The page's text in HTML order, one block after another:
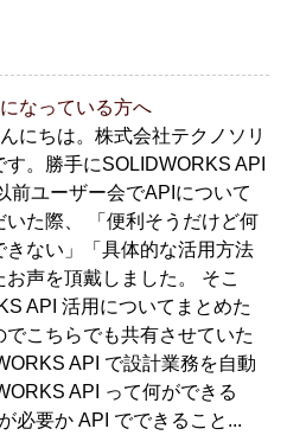
なっている方へ
にちは。株式会社テクノソリ
。勝手にSOLIDWORKS API
前ユーザー会でAPIについて
た際、 「便利そうだけど何
きない」「具体的な活用方法
声を頂戴しました。 そこ
API 活用についてまとめた
こちらでも共有させていた
API で設計業務を自動
API って何ができる
必要か API でできること...